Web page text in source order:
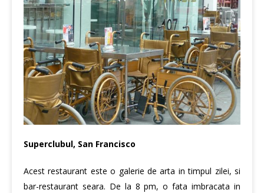
Superclubul, San Francisco
Acest restaurant este o galerie de arta in timpul zilei, si
bar-restaurant seara. De la 8 pm, o fata imbracata in